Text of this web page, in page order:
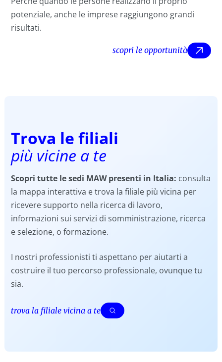
potenziale, anche le imprese raggiungono grandi
risultati.
scopri le opportunità
Trova le filiali
più vicine a te
Scopri tutte le sedi MAW presenti in Italia: consulta
la mappa interattiva e trova la filiale più vicina per
ricevere supporto nella ricerca di lavoro,
informazioni sui servizi di somministrazione, ricerca
e selezione, o formazione.
I nostri professionisti ti aspettano per aiutarti a
costruire il tuo percorso professionale, ovunque tu
sia.
trova la filiale vicina a te